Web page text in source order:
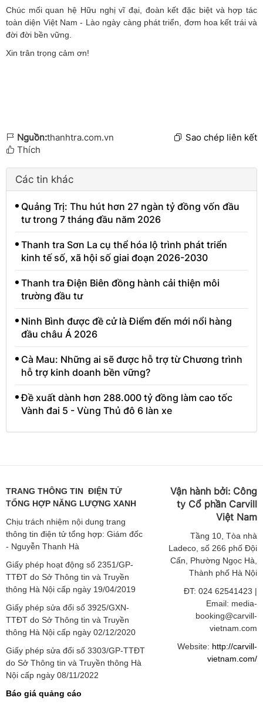
Chúc mối quan hệ Hữu nghị vĩ đại, đoàn kết đặc biệt và hợp tác
toàn diện Việt Nam - Lào ngày càng phát triển, đơm hoa kết trái và
đời đời bền vững.
Xin trân trọng cảm ơn!
Nguồn:thanhtra.com.vn
Sao chép liên kết
Thích
Các tin khác
Quảng Trị: Thu hút hơn 27 ngàn tỷ đồng vốn đầu
tư trong 7 tháng đầu năm 2026
Thanh tra Sơn La cụ thể hóa lộ trình phát triển
kinh tế số, xã hội số giai đoạn 2026-2030
Thanh tra Điện Biên đồng hành cải thiện môi
trường đầu tư
Ninh Bình được đề cử là Điểm đến mới nổi hàng
đầu châu Á 2026
Cà Mau: Những ai sẽ được hỗ trợ từ Chương trình
hỗ trợ kinh doanh bền vững?
Đề xuất dành hơn 288.000 tỷ đồng làm cao tốc
Vành đai 5 - Vùng Thủ đô 6 làn xe
TRANG THÔNG TIN ĐIỆN TỬ
TỔNG HỢP NĂNG LƯỢNG XANH
Chịu trách nhiệm nội dung trang
thông tin điện tử tổng hợp: Giám đốc
- Nguyễn Thanh Hà
Giấy phép hoạt động số 2351/GP-
TTĐT do Sở Thông tin và Truyền
thông Hà Nội cấp ngày 19/04/2019
Giấy phép sửa đổi số 3925/GXN-
TTĐT do Sở Thông tin và Truyền
thông Hà Nội cấp ngày 02/12/2020
Giấy phép sửa đổi số 3303/GP-TTĐT
do Sở Thông tin và Truyền thông Hà
Nội cấp ngày 08/11/2022
Báo giá quảng cáo
Vận hành bởi: Công
ty Cổ phần Carvill
Việt Nam
Tầng 10, Tòa nhà
Ladeco, số 266 phố Đội
Cấn, Phường Ngọc Hà,
Thành phố Hà Nội
ĐT: 024 62541423 |
Email: media-
booking@carvill-
vietnam.com
Website: http://carvill-
vietnam.com/